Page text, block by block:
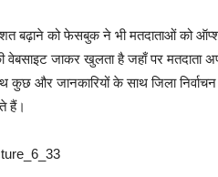
बढ़ाने को फेसबुक ने भी मतदाताओं को
की वेबसाइट जाकर खुलता है जहाँ पर
कुछ और जानकारियों के साथ जिला
हैं।